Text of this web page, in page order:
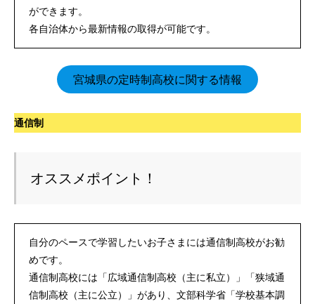
ができます。
各自治体から最新情報の取得が可能です。
宮城県の定時制高校に関する情報
通信制
オススメポイント！
自分のペースで学習したいお子さまには通信制高校がお勧
めです。
通信制高校には「広域通信制高校（主に私立）」「狭域通
信制高校（主に公立）」があり、文部科学省「学校基本調